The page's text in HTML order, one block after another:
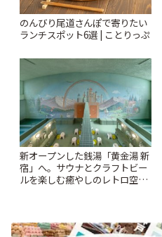
のんびり尾道さんぽで寄りたい
ランチスポット6選 | ことりっぷ
新オープンした銭湯「黄金湯 新
宿」へ。サウナとクラフトビー
ルを楽しむ癒やしのレトロ空間